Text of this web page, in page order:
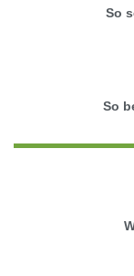
So
So